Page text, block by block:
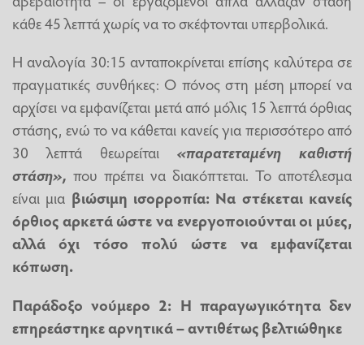
κάθε 45 λεπτά χωρίς να το σκέφτονται υπερβολικά.
Η αναλογία 30:15 ανταποκρίνεται επίσης καλύτερα σε
πραγματικές συνθήκες: Ο πόνος στη μέση μπορεί να
αρχίσει να εμφανίζεται μετά από μόλις 15 λεπτά όρθιας
στάσης, ενώ το να κάθεται κανείς για περισσότερο από
30 λεπτά θεωρείται «παρατεταμένη καθιστή
στάση», που πρέπει να διακόπτεται. Το αποτέλεσμα
είναι μια βιώσιμη ισορροπία: Να στέκεται κανείς
όρθιος αρκετά ώστε να ενεργοποιούνται οι μύες,
αλλά όχι τόσο πολύ ώστε να εμφανίζεται
κόπωση.
Παράδοξο νούμερο 2: Η παραγωγικότητα δεν
επηρεάστηκε αρνητικά – αντιθέτως βελτιώθηκε